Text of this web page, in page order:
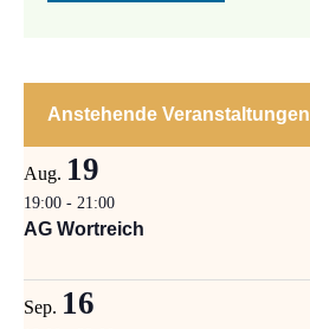
Anstehende Veranstaltungen
Aug. 19
19:00 - 21:00
AG Wortreich
Sep. 16